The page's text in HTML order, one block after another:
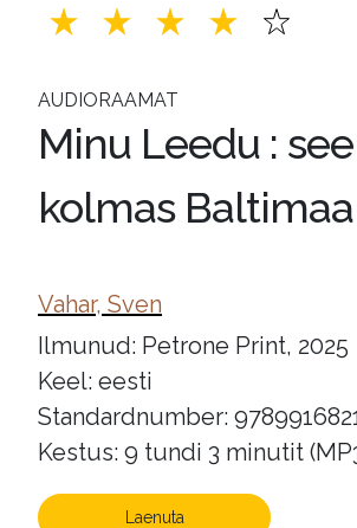
AUDIORAAMAT
Minu Leedu : see
kolmas Baltimaa
Vahar, Sven
Ilmunud: Petrone Print, 2025
Keel: eesti
Standardnumber:
Kestus: 9 tundi 3 minutit
Laenuta